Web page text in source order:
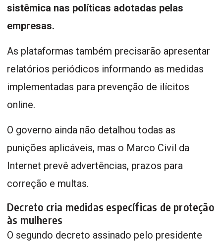
sistêmica nas políticas adotadas pelas
empresas.
As plataformas também precisarão apresentar
relatórios periódicos informando as medidas
implementadas para prevenção de ilícitos
online.
O governo ainda não detalhou todas as
punições aplicáveis, mas o Marco Civil da
Internet prevê advertências, prazos para
correção e multas.
Decreto cria medidas específicas de proteção
às mulheres
O segundo decreto assinado pelo presidente